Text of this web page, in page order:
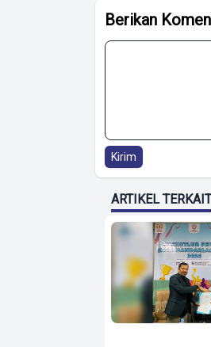
Berikan
Kirim
ARTIKEL TERKAIT